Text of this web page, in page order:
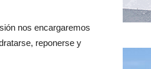
nos encargaremos
reponerse y